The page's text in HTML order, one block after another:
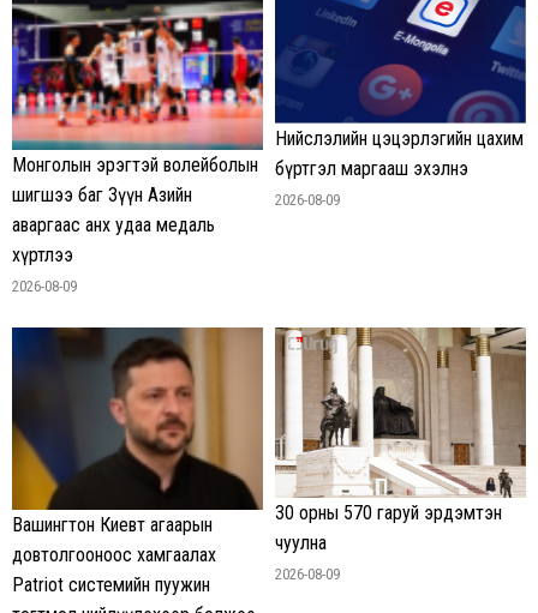
Монголын эрэгтэй волейболын
шигшээ баг Зүүн Азийн
аваргаас анх удаа медаль
хүртлээ
2026-08-09
Нийслэлийн цэцэрлэгийн цахим
бүртгэл маргааш эхэлнэ
2026-08-09
Вашингтон Киевт агаарын
довтолгооноос хамгаалах
Patriot системийн пуужин
30 орны 570 гаруй эрдэмтэн
чуулна
2026-08-09